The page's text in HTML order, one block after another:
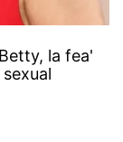
la fea'